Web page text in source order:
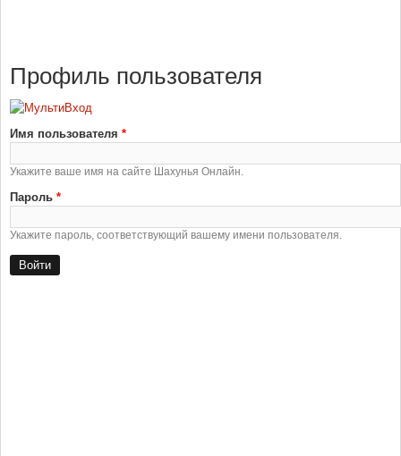
Профиль пользователя
Имя пользователя *
Укажите ваше имя на сайте Шахунья Онлайн.
Пароль *
Укажите пароль, соответствующий вашему имени пользователя.